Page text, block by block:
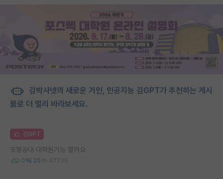
김박사넷의 새로운 거인, 인공지능 김GPT가 추천하는 게시
물로 더 멀리 바라보세요.
김GPT
포항공대 대학원가능 할까요
0 25 47236